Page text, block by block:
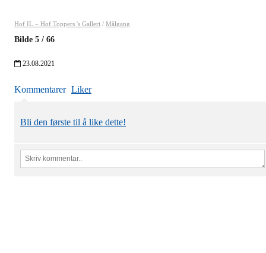
Hof IL – Hof Toppers 's Galleri / Målgang
Bilde 5 / 66
23.08.2021
Kommentarer Liker
Bli den første til å like dette!